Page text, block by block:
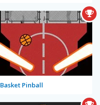
Basket Pinball